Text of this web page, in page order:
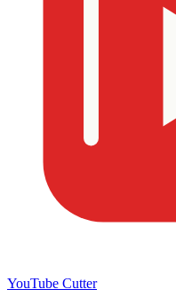
YouTube Cutter